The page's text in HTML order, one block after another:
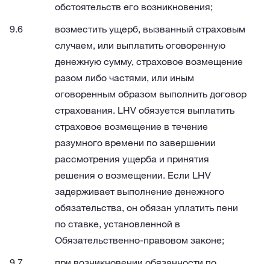
обстоятельств его возникновения;
возместить ущерб, вызванный страховым
случаем, или выплатить оговоренную
денежную сумму, страховое возмещение
разом либо частями, или иным
оговоренным образом выполнить договор
страхования. LHV обязуется выплатить
страховое возмещение в течение
разумного времени по завершении
рассмотрения ущерба и принятия
решения о возмещении. Если LHV
задерживает выполнение денежного
обязательства, он обязан уплатить пени
по ставке, установленной в
Обязательственно-правовом законе;